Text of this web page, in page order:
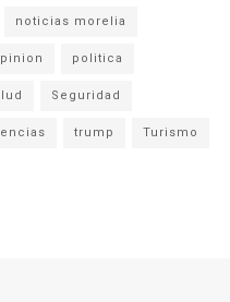
noticias morelia
politica
Seguridad
trump Turismo